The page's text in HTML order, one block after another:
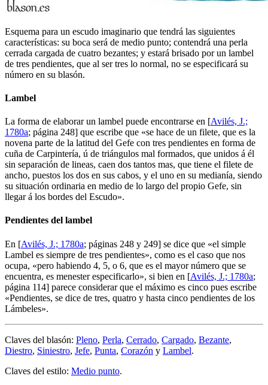
Esquema para un escudo imaginario que tendrá las siguientes
características: su boca será de medio punto; contendrá una perla
cerrada cargada de cuatro bezantes; y estará brisado por un lambel
de tres pendientes, que al ser tres lo normal, no se especificará su
número en su blasón.
Lambel
La forma de elaborar un lambel puede encontrarse en [Avilés, J.;
1780a; página 248] que escribe que «se hace de un filete, que es la
novena parte de la latitud del Gefe con tres pendientes en forma de
cuña de Carpintería, ú de triángulos mal formados, que unidos á él
sin separación de lineas, caen dos tantos mas, que tiene el filete de
ancho, puestos los dos en sus cabos, y el uno en su medianía, siendo
su situación ordinaria en medio de lo largo del propio Gefe, sin
llegar á los bordes del Escudo».
Pendientes del lambel
En [Avilés, J.; 1780a; páginas 248 y 249] se dice que «el simple
Lambel es siempre de tres pendientes», como es el caso que nos
ocupa, «pero habiendo 4, 5, o 6, que es el mayor número que se
encuentra, es menester especificarlo», si bien en [Avilés, J.; 1780a;
página 114] parece considerar que el máximo es cinco pues escribe
«Pendientes, se dice de tres, quatro y hasta cinco pendientes de los
Lámbeles».
Claves del blasón: Pleno, Perla, Cerrado, Cargado, Bezante,
Diestro, Siniestro, Jefe, Punta, Corazón y Lambel.
Claves del estilo: Medio punto.